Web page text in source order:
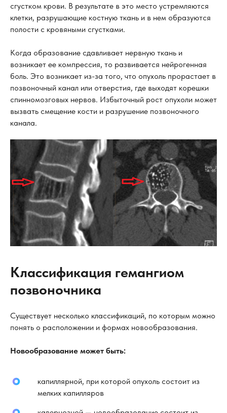
сгустком крови. В результате в это место устремляются
клетки, разрушающие костную ткань и в нем образуются
полости с кровяными сгустками.
Когда образование сдавливает нервную ткань и
возникает ее компрессия, то развивается нейрогенная
боль. Это возникает из-за того, что опухоль прорастает в
позвоночный канал или отверстия, где выходят корешки
спинномозговых нервов. Избыточный рост опухоли может
вызвать смещение кости и разрушение позвоночного
канала.
Классификация гемангиом
позвоночника
Существует несколько классификаций, по которым можно
понять о расположении и формах новообразования.
Новообразование может быть:
капиллярной, при которой опухоль состоит из
мелких капилляров